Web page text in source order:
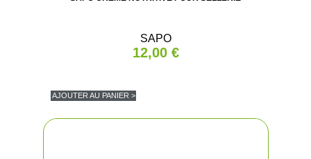
SAPO
12,00 €
AJOUTER AU PANIER >